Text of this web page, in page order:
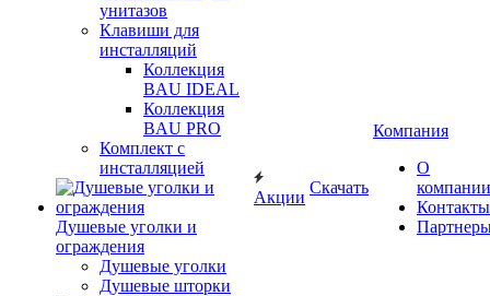
унитазов
Клавиши для
инсталляций
Коллекция
BAU IDEAL
Коллекция
BAU PRO
Комплект с
инсталляцией
Душевые уголки и
ограждения
Душевые уголки
Душевые шторки
Акции
Скачать
Компания
О
компании
Контакты